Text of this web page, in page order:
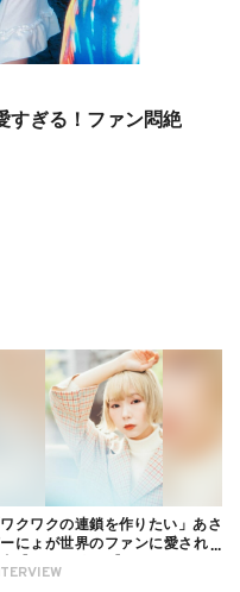
すぎる！ファン悶絶
ワクワクの連鎖を作りたい」あさ
にょが世界のファンに愛される